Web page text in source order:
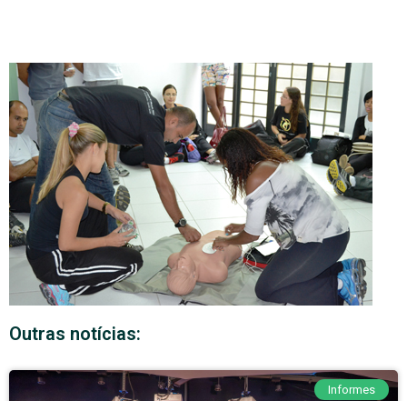
Outras notícias:
Informes